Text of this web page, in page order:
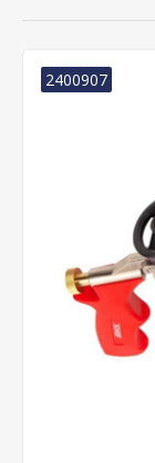
2400907